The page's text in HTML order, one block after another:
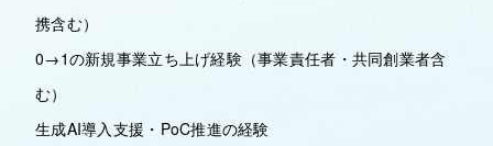
携含む）
0→1の新規事業立ち上げ経験（事業責任者・共同創業者含
む）
生成AI導入支援・PoC推進の経験